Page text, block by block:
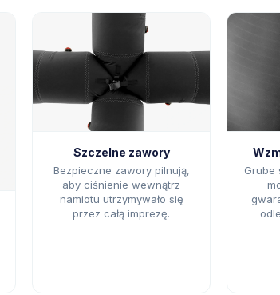
Szczelne zawory
Bezpieczne zawory pilnują,
aby ciśnienie wewnątrz
namiotu utrzymywało się
przez całą imprezę.
Grube